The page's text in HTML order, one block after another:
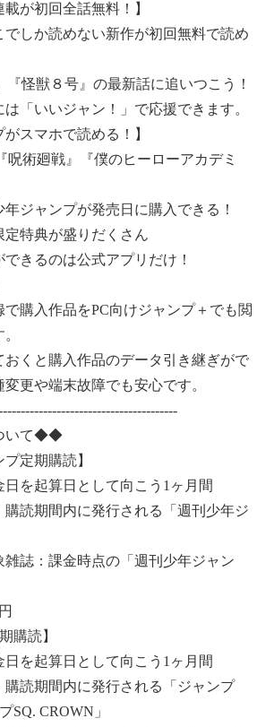
が初回全話無料！】
でしか読めない新作が初回無料で読め
『怪獣８号』の最新話に追いつこう！
「いいジャン！」で応援できます。
スマホで読める！】
呪術廻戦』『僕のヒーローアカデミ
ジャンプが発売日に購入できる！
定特典が盛りだくさん
きるのは公式アプリだけ！
で購入作品をPC向けジャンプ＋でも閲
おくと購入作品のデータ引き継ぎがで
更や端末故障でも安心です。
いて◆◆
プ定期購読】
日を起算日として向こう1ヶ月間
購読期間内に発行される「週刊少年ジ
雑誌：課金時点の「週刊少年ジャン
購読】
日を起算日として向こう1ヶ月間
購読期間内に発行される「ジャンプ
SQ. CROWN」